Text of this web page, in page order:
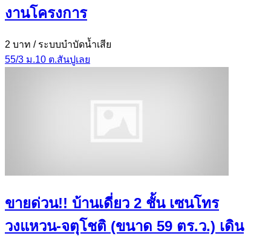
งานโครงการ
2 บาท / ระบบบำบัดน้ำเสีย
55/3 ม.10 ต.สันปูเลย
ขายด่วน!! บ้านเดี่ยว 2 ชั้น เซนโทร
วงแหวน-จตุโชติ (ขนาด 59 ตร.ว.) เดิน